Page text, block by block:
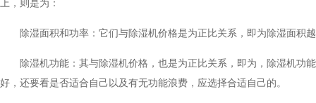
上，则是为：
除湿面积和功率：它们与除湿机价格是为正比关系，即为除湿面积
除湿机功能：其与除湿机价格，也是为正比关系，即为，除湿机功
好，还要看是否适合自己以及有无功能浪费，应选择合适自己的。